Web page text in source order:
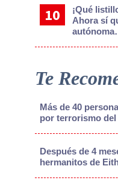
¡Qué
Ahora sí
Te
Más de 40
por terrorismo del
Después de 4
hermanitos de